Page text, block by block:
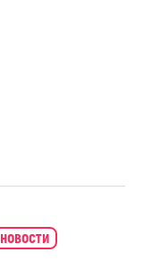
новости